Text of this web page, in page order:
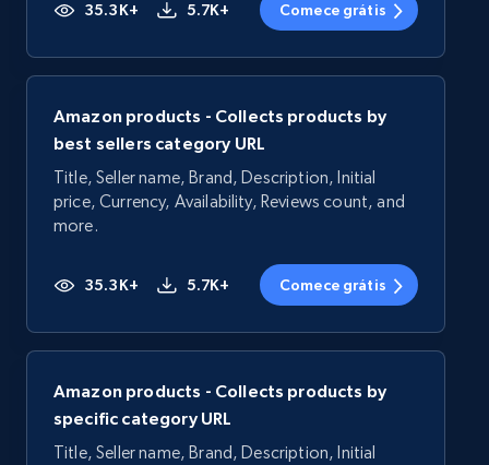
35.3K+ 5.7K+ Comece grátis
Amazon products - Collects products by
best sellers category URL
Title, Seller name, Brand, Description, Initial
price, Currency, Availability, Reviews count, and
more.
35.3K+ 5.7K+ Comece grátis
Amazon products - Collects products by
specific category URL
Title, Seller name, Brand, Description, Initial